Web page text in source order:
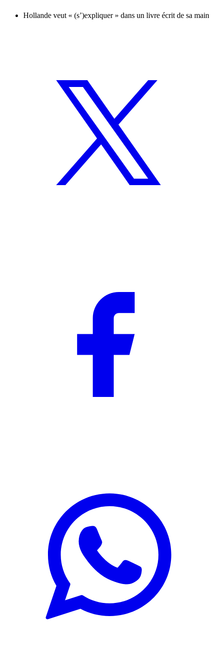
Hollande veut « (s’)expliquer » dans un livre écrit de sa main